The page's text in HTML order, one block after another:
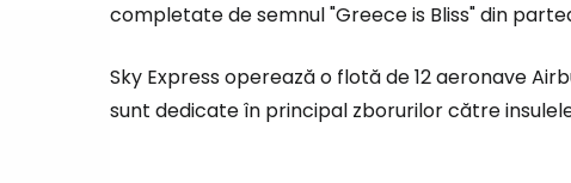
completate de semnul"Greece is Bliss"din
Sky Express operează o flotă de 12 aeronave
sunt dedicate în principal zborurilor către
... comunitatea mondială